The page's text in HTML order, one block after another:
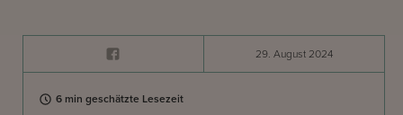
29. August 2024
6 min geschätzte Lesezeit